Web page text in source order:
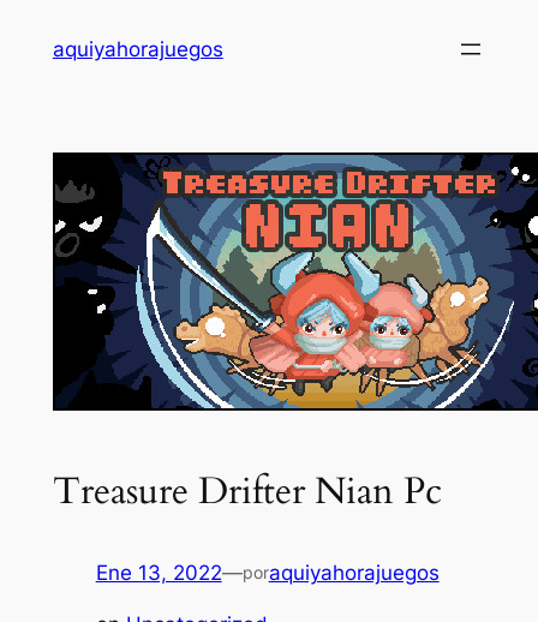
aquiyahorajuegos
Treasure Drifter Nian Pc
Ene 13, 2022—poraquiyahorajuegos